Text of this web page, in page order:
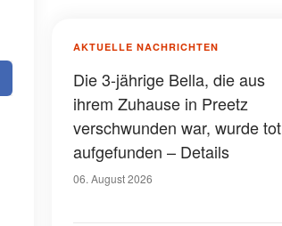
AKTUELLE NACHRICHTEN
Die 3-jährige Bella, die aus
ihrem Zuhause in Preetz
verschwunden war, wurde tot
aufgefunden – Details
06. August 2026